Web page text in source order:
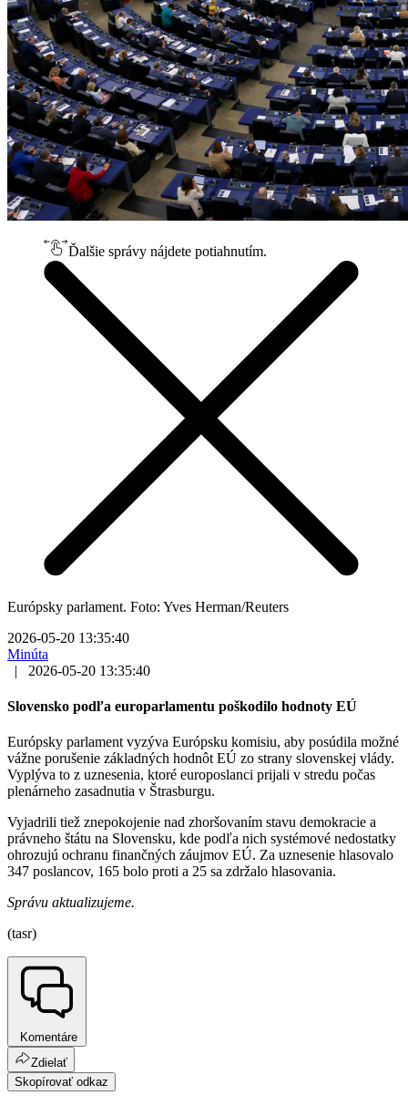
Ďalšie správy nájdete potiahnutím.
Európsky parlament. Foto: Yves Herman/Reuters
2026-05-20 13:35:40
Minúta
|
2026-05-20 13:35:40
Slovensko podľa europarlamentu poškodilo hodnoty EÚ
Európsky parlament vyzýva Európsku komisiu, aby posúdila možné
vážne porušenie základných hodnôt EÚ zo strany slovenskej vlády.
Vyplýva to z uznesenia, ktoré europoslanci prijali v stredu počas
plenárneho zasadnutia v Štrasburgu.
Vyjadrili tiež znepokojenie nad zhoršovaním stavu demokracie a
právneho štátu na Slovensku, kde podľa nich systémové nedostatky
ohrozujú ochranu finančných záujmov EÚ. Za uznesenie hlasovalo
347 poslancov, 165 bolo proti a 25 sa zdržalo hlasovania.
Správu aktualizujeme.
(tasr)
Komentáre
Zdielať
Skopírovať odkaz